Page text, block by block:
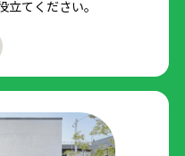
てください。